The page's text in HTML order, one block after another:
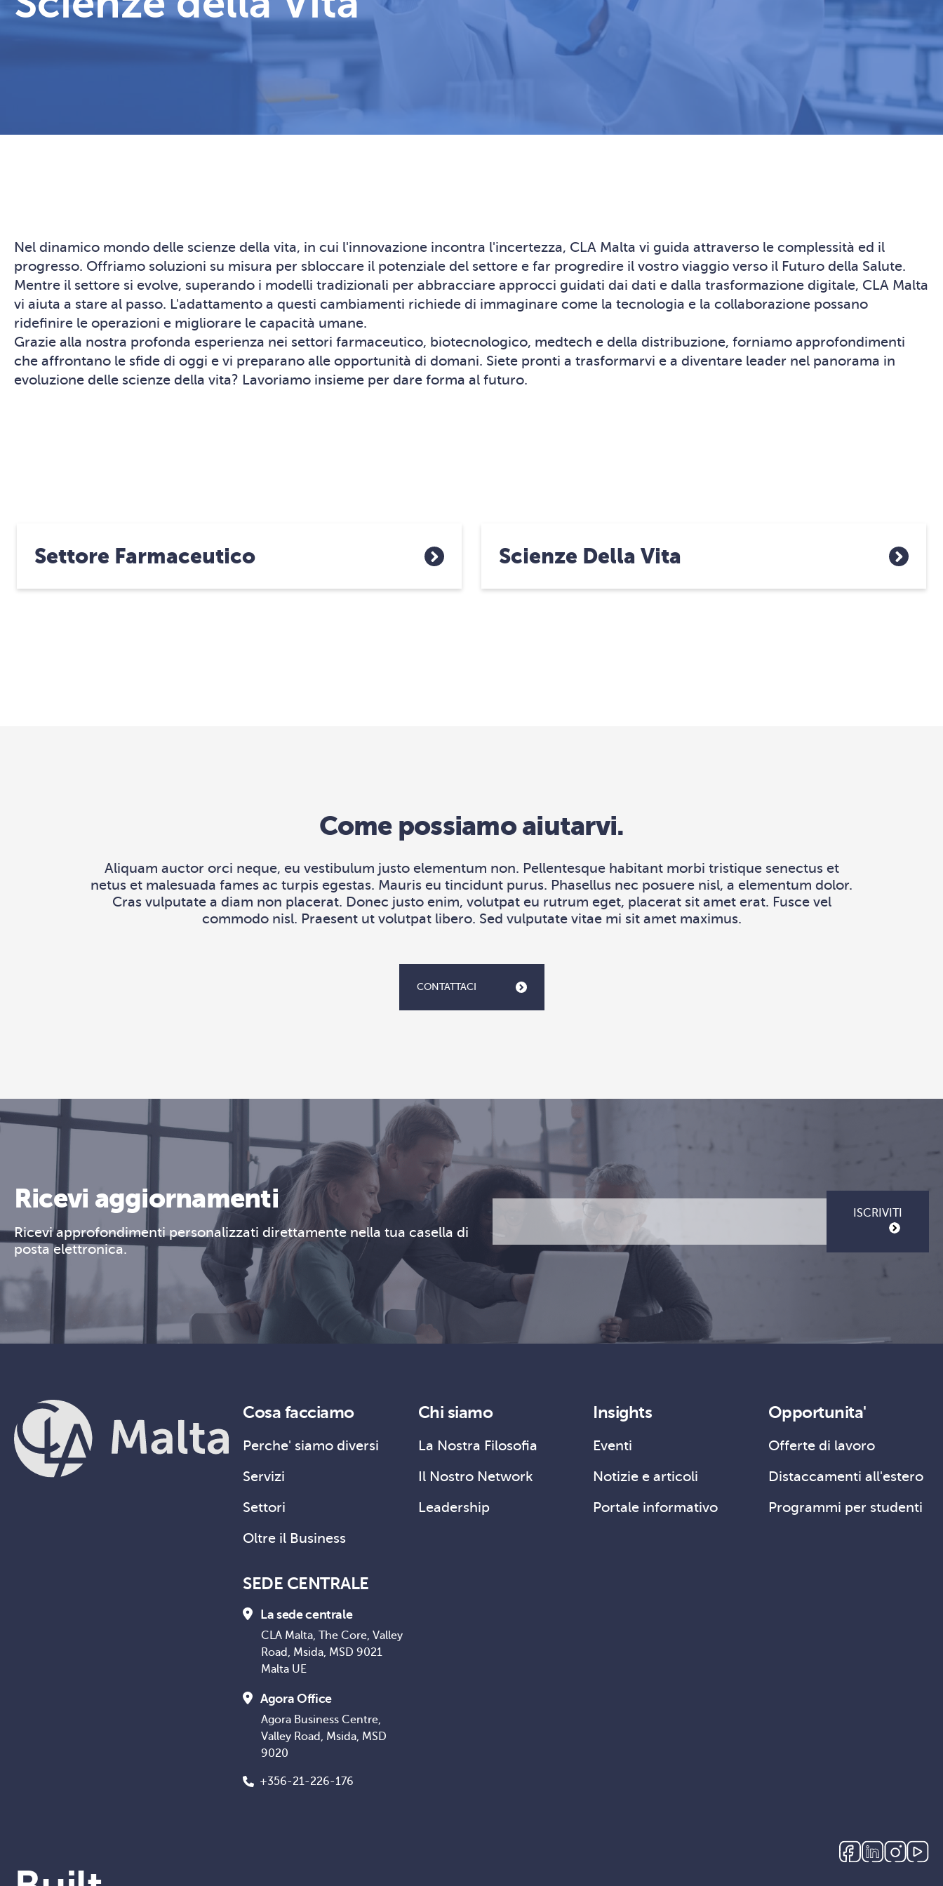
Nel dinamico mondo delle scienze della vita, in cui l'innovazione incontra l'incertezza, CLA Malta vi guida attraverso le complessità ed il
progresso. Offriamo soluzioni su misura per sbloccare il potenziale del settore e far progredire il vostro viaggio verso il Futuro della Salute.
Mentre il settore si evolve, superando i modelli tradizionali per abbracciare approcci guidati dai dati e dalla trasformazione digitale, CLA Malta
vi aiuta a stare al passo. L'adattamento a questi cambiamenti richiede di immaginare come la tecnologia e la collaborazione possano
ridefinire le operazioni e migliorare le capacità umane.
Grazie alla nostra profonda esperienza nei settori farmaceutico, biotecnologico, medtech e della distribuzione, forniamo approfondimenti
che affrontano le sfide di oggi e vi preparano alle opportunità di domani. Siete pronti a trasformarvi e a diventare leader nel panorama in
evoluzione delle scienze della vita? Lavoriamo insieme per dare forma al futuro.
Settore Farmaceutico Scienze Della Vita
Come possiamo aiutarvi.
Aliquam auctor orci neque, eu vestibulum justo elementum non. Pellentesque habitant morbi tristique senectus et
netus et malesuada fames ac turpis egestas. Mauris eu tincidunt purus. Phasellus nec posuere nisl, a elementum dolor.
Cras vulputate a diam non placerat. Donec justo enim, volutpat eu rutrum eget, placerat sit amet erat. Fusce vel
commodo nisl. Praesent ut volutpat libero. Sed vulputate vitae mi sit amet maximus.
CONTATTACI
Ricevi aggiornamenti
Ricevi approfondimenti personalizzati direttamente nella tua casella di
posta elettronica.
(Obbligatorio)
ISCRIVITI
Cosa facciamo
Perche' siamo diversi
Servizi
Settori
Oltre il Business
Chi siamo
La Nostra Filosofia
Il Nostro Network
Leadership
Insights
Eventi
Notizie e articoli
Portale informativo
Opportunita'
Offerte di lavoro
Distaccamenti all'estero
Programmi per studenti
SEDE CENTRALE
La sede centrale
CLA Malta, The Core, Valley
Road, Msida, MSD 9021
Malta UE
Agora Office
Agora Business Centre,
Valley Road, Msida, MSD
9020
+356-21-226-176